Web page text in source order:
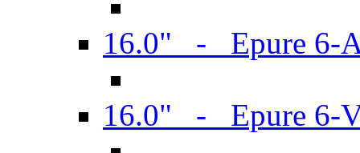
16.0" - Epure 6-
16.0" - Epure 6-